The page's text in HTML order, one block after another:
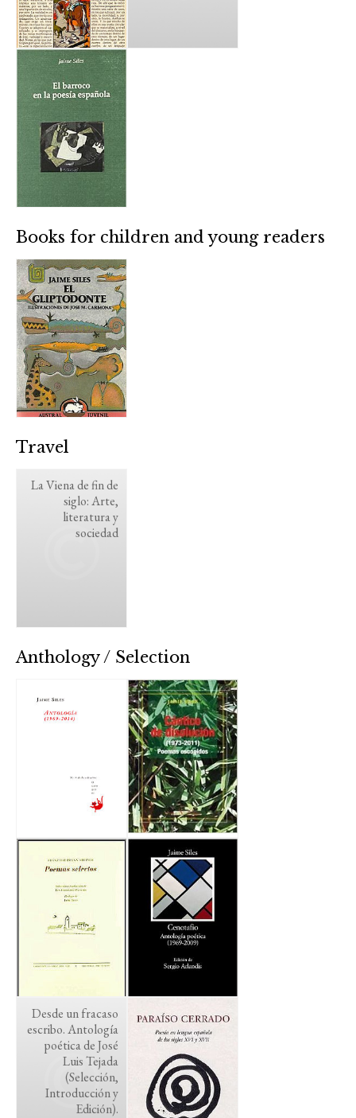
Books for children and young readers
Travel
La Viena de fin de
siglo: Arte,
literatura y
sociedad
Anthology / Selection
Desde un fracaso
escribo. Antología
poética de José
Luis Tejada
(Selección,
Introducción y
Edición).